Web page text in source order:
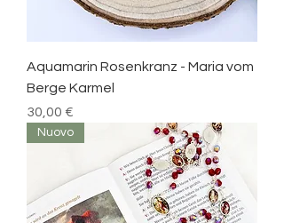
Aquamarin Rosenkranz - Maria vom
Berge Karmel
Prezzo
30,00 €
Nuovo